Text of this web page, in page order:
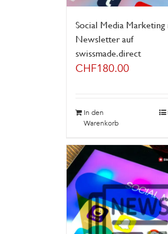
Social Media Marketing
Newsletter auf
swissmade.direct
CHF180.00
In den
Warenkorb